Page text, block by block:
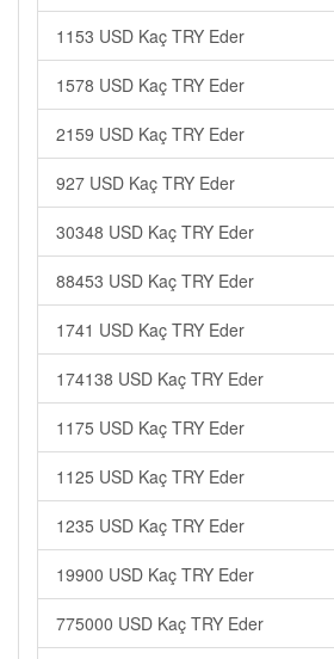
1153 USD Kaç TRY Eder
1578 USD Kaç TRY Eder
2159 USD Kaç TRY Eder
927 USD Kaç TRY Eder
30348 USD Kaç TRY Eder
88453 USD Kaç TRY Eder
1741 USD Kaç TRY Eder
174138 USD Kaç TRY Eder
1175 USD Kaç TRY Eder
1125 USD Kaç TRY Eder
1235 USD Kaç TRY Eder
19900 USD Kaç TRY Eder
775000 USD Kaç TRY Eder